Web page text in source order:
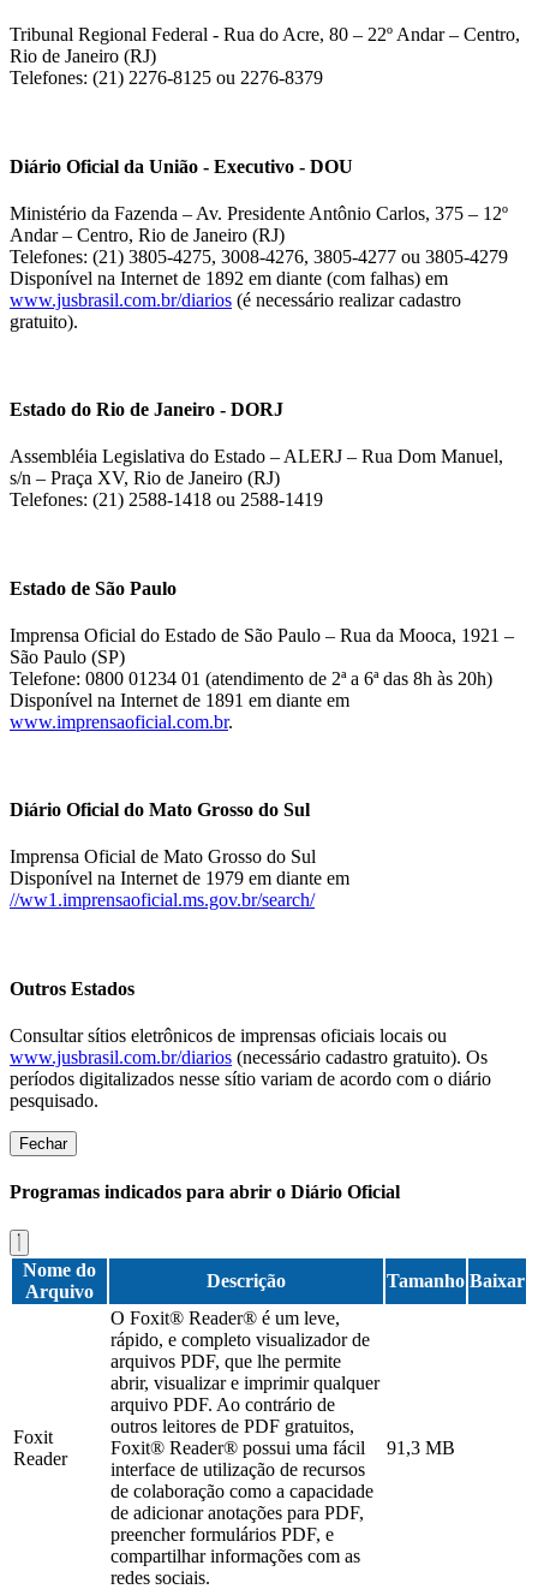
Tribunal Regional Federal - Rua do Acre, 80 – 22º Andar – Centro,
Rio de Janeiro (RJ)
Telefones: (21) 2276-8125 ou 2276-8379
Diário Oficial da União - Executivo - DOU
Ministério da Fazenda – Av. Presidente Antônio Carlos, 375 – 12º
Andar – Centro, Rio de Janeiro (RJ)
Telefones: (21) 3805-4275, 3008-4276, 3805-4277 ou 3805-4279
Disponível na Internet de 1892 em diante (com falhas) em
www.jusbrasil.com.br/diarios (é necessário realizar cadastro
gratuito).
Estado do Rio de Janeiro - DORJ
Assembléia Legislativa do Estado – ALERJ – Rua Dom Manuel,
s/n – Praça XV, Rio de Janeiro (RJ)
Telefones: (21) 2588-1418 ou 2588-1419
Estado de São Paulo
Imprensa Oficial do Estado de São Paulo – Rua da Mooca, 1921 –
São Paulo (SP)
Telefone: 0800 01234 01 (atendimento de 2ª a 6ª das 8h às 20h)
Disponível na Internet de 1891 em diante em
www.imprensaoficial.com.br.
Diário Oficial do Mato Grosso do Sul
Imprensa Oficial de Mato Grosso do Sul
Disponível na Internet de 1979 em diante em
//ww1.imprensaoficial.ms.gov.br/search/
Outros Estados
Consultar sítios eletrônicos de imprensas oficiais locais ou
www.jusbrasil.com.br/diarios (necessário cadastro gratuito). Os
períodos digitalizados nesse sítio variam de acordo com o diário
pesquisado.
Fechar
Programas indicados para abrir o Diário Oficial
Nome do
Arquivo
Descrição Tamanho Baixar
Foxit
Reader
O Foxit® Reader® é um leve,
rápido, e completo visualizador de
arquivos PDF, que lhe permite
abrir, visualizar e imprimir qualquer
arquivo PDF. Ao contrário de
outros leitores de PDF gratuitos,
Foxit® Reader® possui uma fácil
interface de utilização de recursos
de colaboração como a capacidade
de adicionar anotações para PDF,
preencher formulários PDF, e
compartilhar informações com as
redes sociais.
91,3 MB